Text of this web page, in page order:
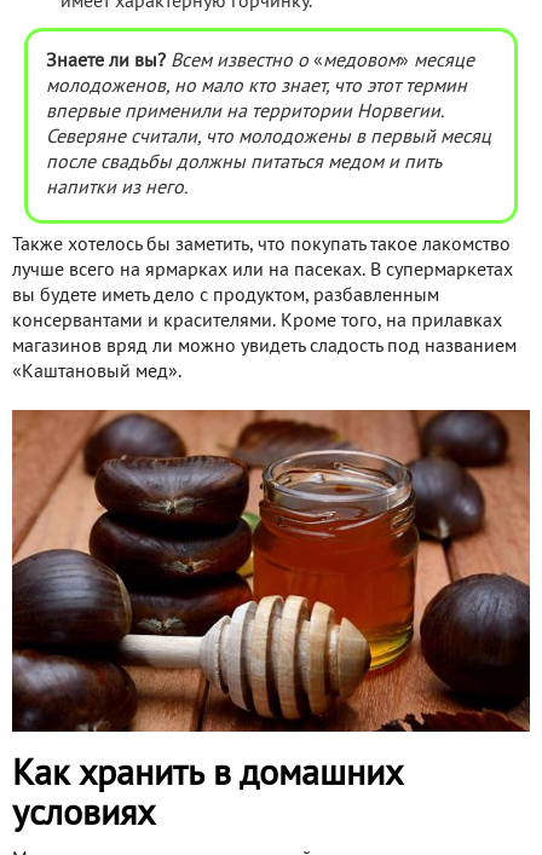
Знаете ли вы? Всем известно о «медовом» месяце
молодоженов, но мало кто знает, что этот термин
впервые применили на территории Норвегии.
Северяне считали, что молодожены в первый месяц
после свадьбы должны питаться медом и пить
напитки из него.
Также хотелось бы заметить, что покупать такое лакомство
лучше всего на ярмарках или на пасеках. В супермаркетах
вы будете иметь дело с продуктом, разбавленным
консервантами и красителями. Кроме того, на прилавках
магазинов вряд ли можно увидеть сладость под названием
«Каштановый мед».
Как хранить в домашних
условиях